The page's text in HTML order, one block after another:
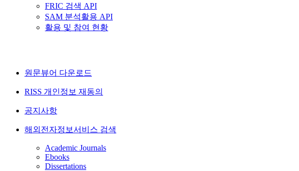
FRIC 검색 API
SAM 분석활용 API
활용 및 참여 현황
원문뷰어 다운로드
RISS 개인정보 재동의
공지사항
해외전자정보서비스 검색
Academic Journals
Ebooks
Dissertations